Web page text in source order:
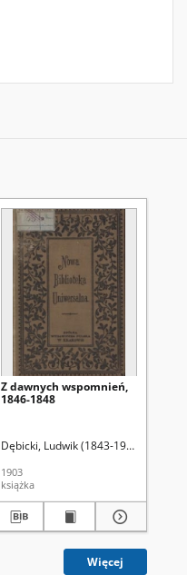
Z dawnych wspomnień,
1846-1848
Dębicki, Ludwik (1843-1908)
1903
książka
Więcej